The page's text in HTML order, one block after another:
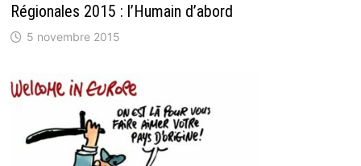
Régionales 2015 : l’Humain d’abord
5 novembre 2015